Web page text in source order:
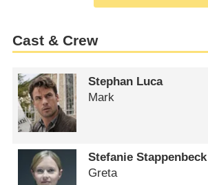
Cast & Crew
Stephan Luca
Mark
Stefanie Stappenbeck
Greta